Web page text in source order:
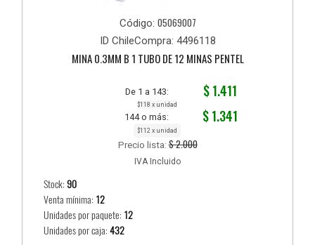
Código: 05069007
ID ChileCompra: 4496118
MINA 0.3MM B 1 TUBO DE 12 MINAS PENTEL
De 1 a 143: $ 1.411
$118 x unidad
144 o más: $ 1.341
$112 x unidad
Precio lista:$ 2.000
IVA Incluido
Stock:90
Venta mínima: 12
Unidades por paquete: 12
Unidades por caja:432